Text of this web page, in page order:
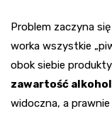
Problem zaczyna
worka wszystkie
obok siebie produkty
zawartość
widoczna, a prawnie